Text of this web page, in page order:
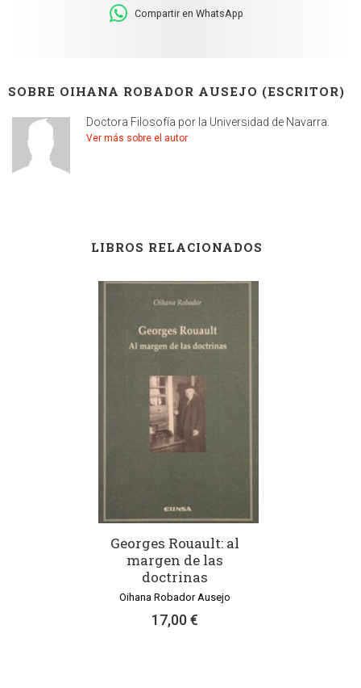
Compartir en WhatsApp
SOBRE OIHANA ROBADOR AUSEJO (ESCRITOR)
Doctora Filosofía por la Universidad de Navarra.
Ver más sobre el autor
LIBROS RELACIONADOS
Georges Rouault: al
margen de las
doctrinas
Oihana Robador Ausejo
17,00 €